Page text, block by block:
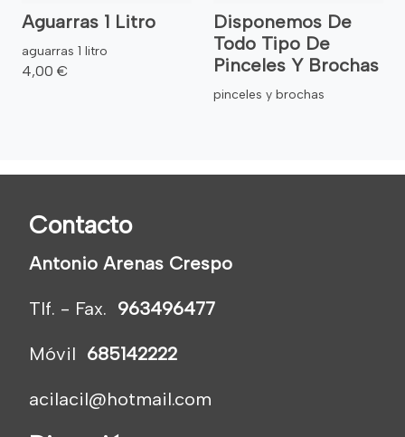
Aguarras 1 Litro
aguarras 1 litro
4,00 €
Disponemos De
Todo Tipo De
Pinceles Y Brochas
pinceles y brochas
Contacto
Antonio Arenas Crespo
Tlf. - Fax. 963496477
Móvil 685142222
acilacil@hotmail.com